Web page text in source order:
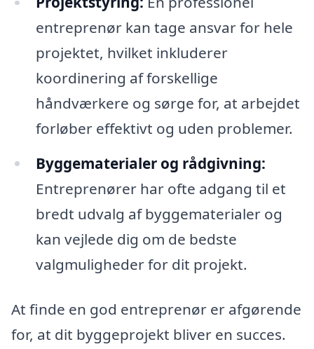
entreprenør kan tage ansvar for hele
projektet, hvilket inkluderer
koordinering af forskellige
håndværkere og sørge for, at arbejdet
forløber effektivt og uden problemer.
Byggematerialer og rådgivning:
Entreprenører har ofte adgang til et
bredt udvalg af byggematerialer og
kan vejlede dig om de bedste
valgmuligheder for dit projekt.
At finde en god entreprenør er afgørende
for, at dit byggeprojekt bliver en succes.